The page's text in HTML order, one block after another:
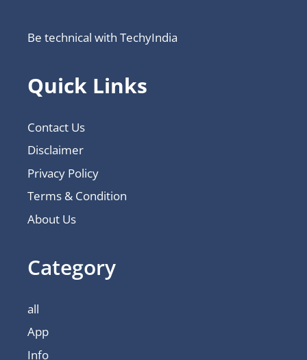
Be technical with TechyIndia
Quick Links
Contact Us
Disclaimer
Privacy Policy
Terms & Condition
About Us
Category
all
App
Info